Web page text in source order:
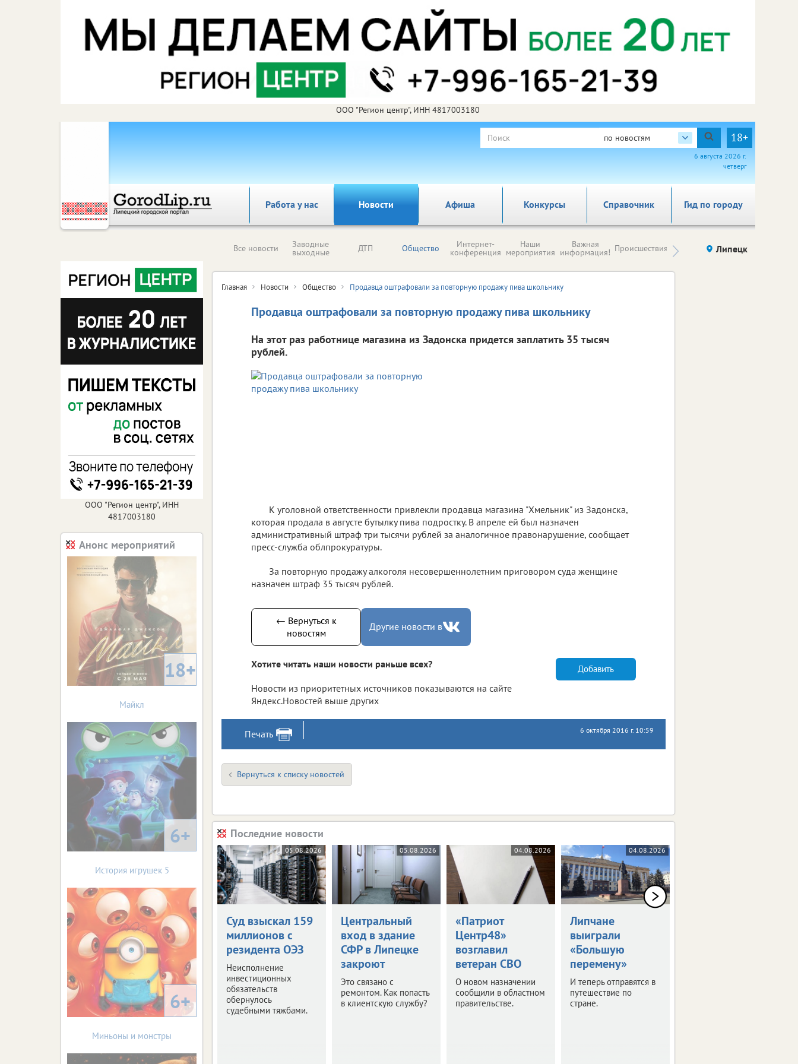
ООО "Регион центр", ИНН 4817003180
по новостям 18+
6 августа 2026 г.
четверг
Работа у нас Новости Афиша Справочник Гид по городу
Конкурсы
Все новости Заводные
выходные ДТП Общество Интернет-
конференция
Наши
мероприятия
Важная
информация! Происшествия Здоровье компаний (на
правах
Липецк
Главная Новости Общество Продавца оштрафовали за повторную продажу пива школьнику
Продавца оштрафовали за повторную продажу пива школьнику
На этот раз работнице магазина из Задонска придется заплатить 35 тысяч
рублей.
К уголовной ответственности привлекли продавца магазина "Хмельник" из Задонска,
которая продала в августе бутылку пива подростку. В апреле ей был назначен
административный штраф три тысячи рублей за аналогичное правонарушение, сообщает
пресс-служба облпрокуратуры.
За повторную продажу алкоголя несовершеннолетним приговором суда женщине
назначен штраф 35 тысяч рублей.
← Вернуться к
новостям
Другие новости в
Хотите читать наши новости раньше всех?
Новости из приоритетных источников показываются на сайте
Яндекс.Новостей выше других
Добавить
Печать 6 октября 2016 г. 10:59
Вернуться к списку новостей
Последние новости
05.08.2026
Суд взыскал 159
миллионов с
резидента ОЭЗ
Неисполнение
инвестиционных
обязательств
обернулось
судебными тяжбами.
05.08.2026
Центральный
вход в здание
СФР в Липецке
закроют
Это связано с
ремонтом. Как попасть
в клиентскую службу?
04.08.2026
«Патриот
Центр48»
возглавил
ветеран СВО
О новом назначении
сообщили в областном
правительстве.
04.08.2026
Липчане
выиграли
«Большую
перемену»
И теперь отправятся в
путешествие по
стране.
ООО "Регион центр", ИНН
4817003180
Анонс мероприятий
18+
Майкл
6+
История игрушек 5
6+
Миньоны и монстры